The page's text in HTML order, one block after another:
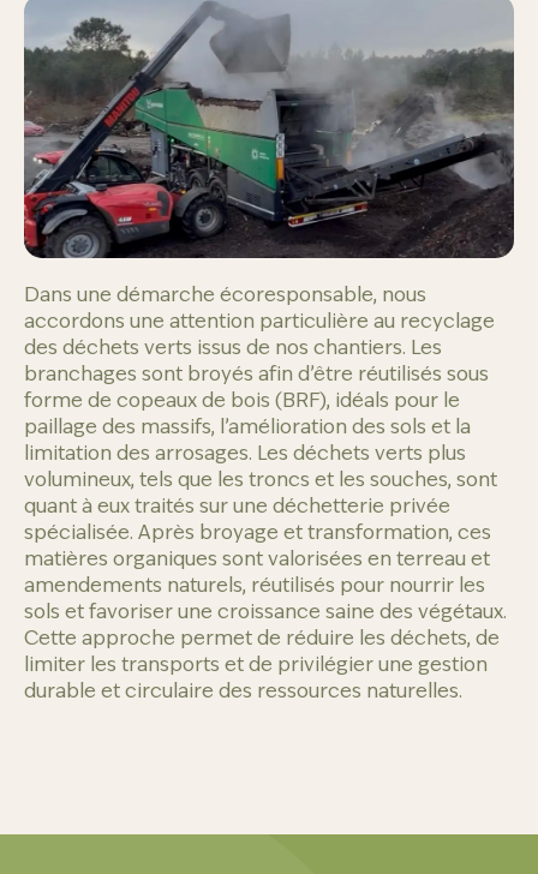
Dans une démarche écoresponsable, nous
accordons une attention particulière au recyclage
des déchets verts issus de nos chantiers. Les
branchages sont broyés afin d’être réutilisés sous
forme de copeaux de bois (BRF), idéals pour le
paillage des massifs, l’amélioration des sols et la
limitation des arrosages. Les déchets verts plus
volumineux, tels que les troncs et les souches, sont
quant à eux traités sur une déchetterie privée
spécialisée. Après broyage et transformation, ces
matières organiques sont valorisées en terreau et
amendements naturels, réutilisés pour nourrir les
sols et favoriser une croissance saine des végétaux.
Cette approche permet de réduire les déchets, de
limiter les transports et de privilégier une gestion
durable et circulaire des ressources naturelles.